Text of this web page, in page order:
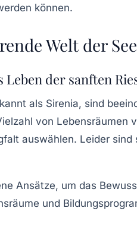
Welt der
Leben der sanften
als Sirenia, sind
von Lebensräumen
auswählen. Leider
Ansätze, um das
und